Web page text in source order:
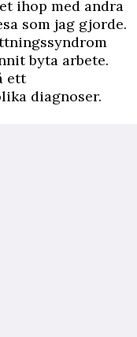
ihop med andra
som jag gjorde.
byta arbete.
ett
diagnoser.